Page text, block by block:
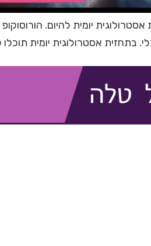
יומית להיום. הורוסוקופ
בתחזית אסטרולוגית יומית